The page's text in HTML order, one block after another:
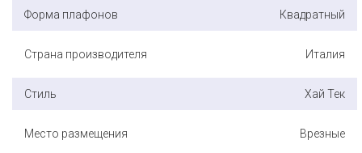
Форма плафонов Квадратный
Страна производителя Италия
Стиль Хай Тек
Место размещения Врезные